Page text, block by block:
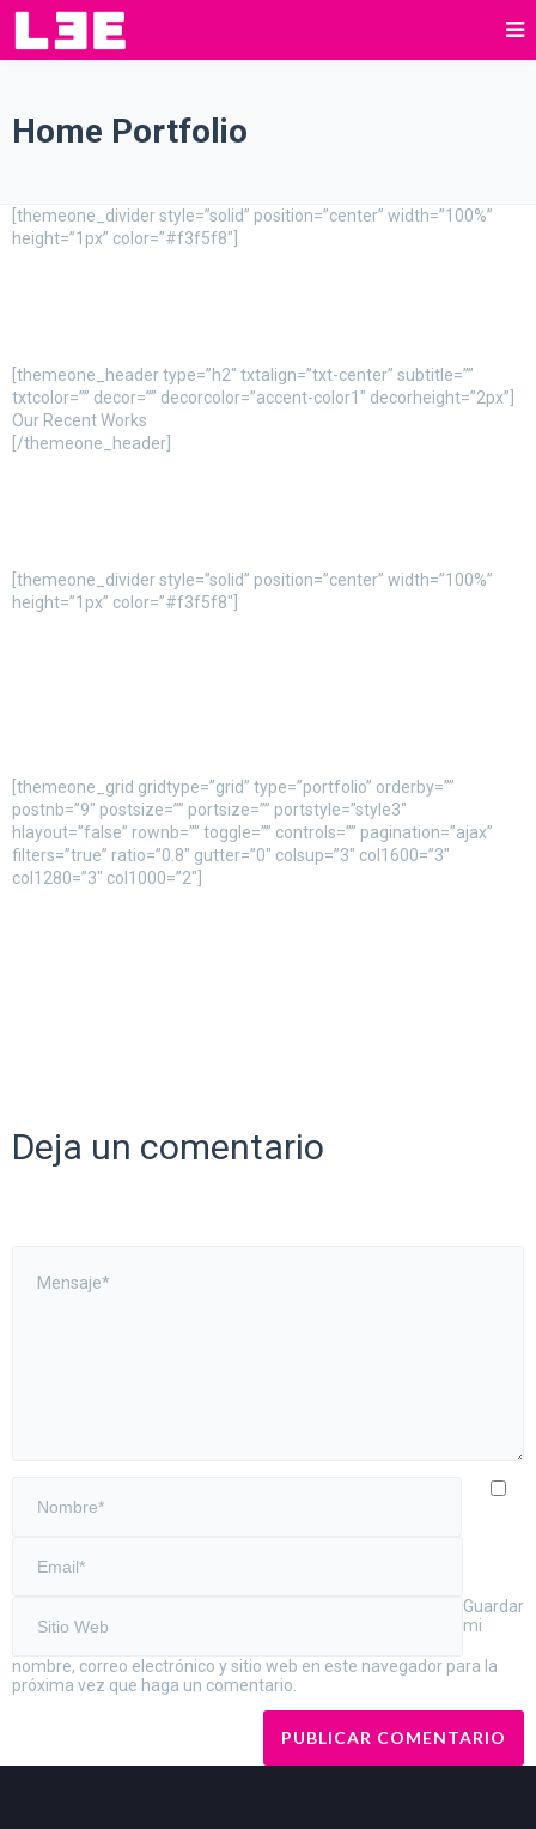
Home Portfolio
[themeone_divider style=”solid” position=”center” width=”100%”
height=”1px” color=”#f3f5f8″]
[themeone_header type=”h2″ txtalign=”txt-center” subtitle=””
txtcolor=”” decor=”” decorcolor=”accent-color1″ decorheight=”2px”]
Our Recent Works
[/themeone_header]
[themeone_divider style=”solid” position=”center” width=”100%”
height=”1px” color=”#f3f5f8″]
[themeone_grid gridtype=”grid” type=”portfolio” orderby=””
postnb=”9″ postsize=”” portsize=”” portstyle=”style3″
hlayout=”false” rownb=”” toggle=”” controls=”” pagination=”ajax”
filters=”true” ratio=”0.8″ gutter=”0″ colsup=”3″ col1600=”3″
col1280=”3″ col1000=”2″]
Deja un comentario
Guardar
mi
nombre, correo electrónico y sitio web en este navegador para la
próxima vez que haga un comentario.